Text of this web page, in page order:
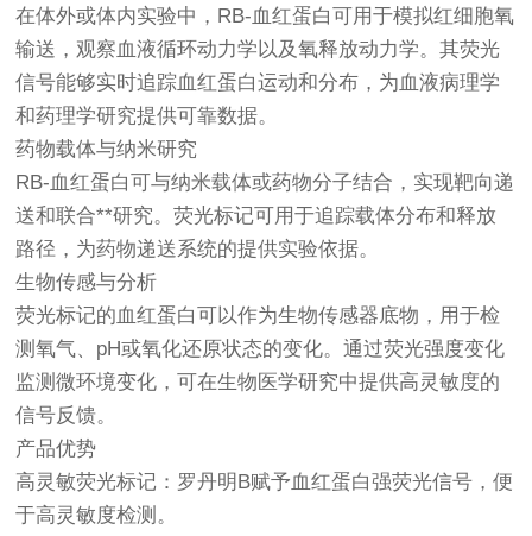
在体外或体内实验中，RB-血红蛋白可用于模拟红细胞氧
输送，观察血液循环动力学以及氧释放动力学。其荧光
信号能够实时追踪血红蛋白运动和分布，为血液病理学
和药理学研究提供可靠数据。
药物载体与纳米研究
RB-血红蛋白可与纳米载体或药物分子结合，实现靶向递
送和联合**研究。荧光标记可用于追踪载体分布和释放
路径，为药物递送系统的提供实验依据。
生物传感与分析
荧光标记的血红蛋白可以作为生物传感器底物，用于检
测氧气、pH或氧化还原状态的变化。通过荧光强度变化
监测微环境变化，可在生物医学研究中提供高灵敏度的
信号反馈。
产品优势
高灵敏荧光标记：罗丹明B赋予血红蛋白强荧光信号，便
于高灵敏度检测。